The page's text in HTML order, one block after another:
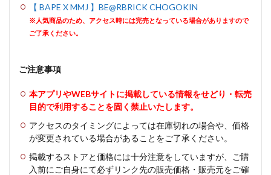
【 BAPE X MMJ 】BE@RBRICK CHOGOKIN
※人気商品のため、アクセス時には完売となっている場合がありますので
ご了承ください。
ご注意事項
本アプリやWEBサイトに掲載している情報をせどり・転売
目的で利用することを固く禁止いたします。
アクセスのタイミングによっては在庫切れの場合や、価格
が変更されている場合があることをご了承ください。
掲載するストアと価格には十分注意をしていますが、ご購
入前にご自身にて必ずリンク先の販売価格・販売元をご確